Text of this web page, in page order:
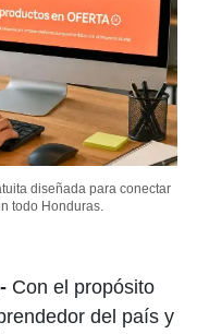
diseñada para conectar
todo Honduras.
Con el propósito
del país y